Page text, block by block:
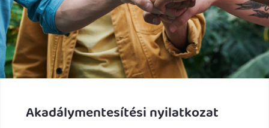
Akadálymentesítési nyilatkozat